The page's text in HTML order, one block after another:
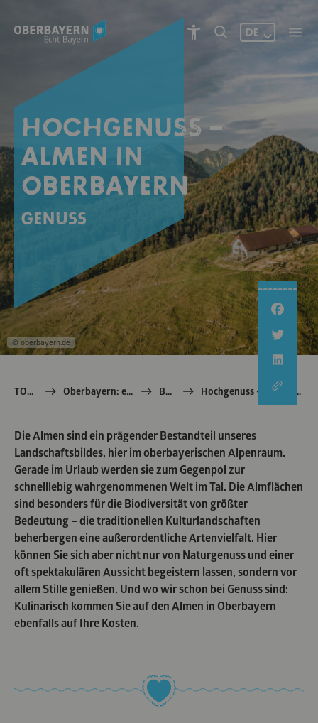
DE
© oberbayern.de
HOCHGENUSS –
ALMEN IN
OBERBAYERN
Genuss
TOM e.V. Oberbayern: echt Bayern Berge Hochgenuss – Almen in Oberbayern
Die Almen sind ein prägender Bestandteil unseres
Landschaftsbildes, hier im oberbayerischen Alpenraum.
Gerade im Urlaub werden sie zum Gegenpol zur
schnelllebig wahrgenommenen Welt im Tal. Die Almflächen
sind besonders für die Biodiversität von größter
Bedeutung – die traditionellen Kulturlandschaften
beherbergen eine außerordentliche Artenvielfalt. Hier
können Sie sich aber nicht nur von Naturgenuss und einer
oft spektakulären Aussicht begeistern lassen, sondern vor
allem Stille genießen. Und wo wir schon bei Genuss sind:
Kulinarisch kommen Sie auf den Almen in Oberbayern
ebenfalls auf Ihre Kosten.